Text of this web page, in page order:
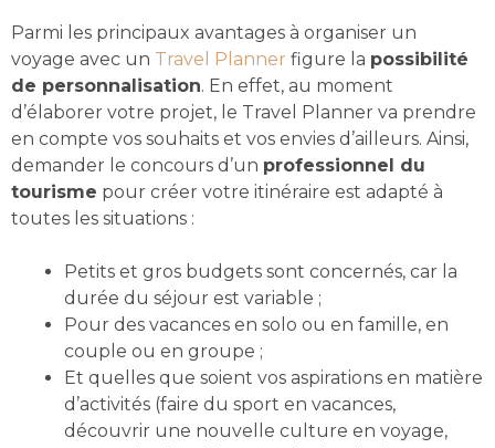
Parmi les principaux avantages à organiser un
voyage avec un Travel Planner figure la possibilité
de personnalisation. En effet, au moment
d’élaborer votre projet, le Travel Planner va prendre
en compte vos souhaits et vos envies d’ailleurs. Ainsi,
demander le concours d’un professionnel du
tourisme pour créer votre itinéraire est adapté à
toutes les situations :
Petits et gros budgets sont concernés, car la
durée du séjour est variable ;
Pour des vacances en solo ou en famille, en
couple ou en groupe ;
Et quelles que soient vos aspirations en matière
d’activités (faire du sport en vacances,
découvrir une nouvelle culture en voyage,